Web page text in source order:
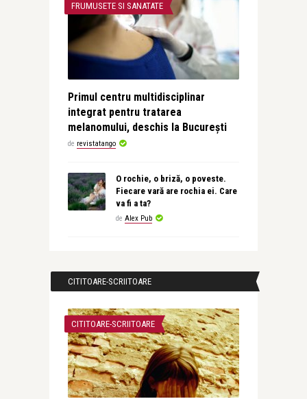
FRUMUSETE SI SANATATE
Primul centru multidisciplinar
integrat pentru tratarea
melanomului, deschis la București
de revistatango
O rochie, o briză, o poveste.
Fiecare vară are rochia ei. Care
va fi a ta?
de Alex Pub
CITITOARE-SCRIITOARE
CITITOARE-SCRIITOARE